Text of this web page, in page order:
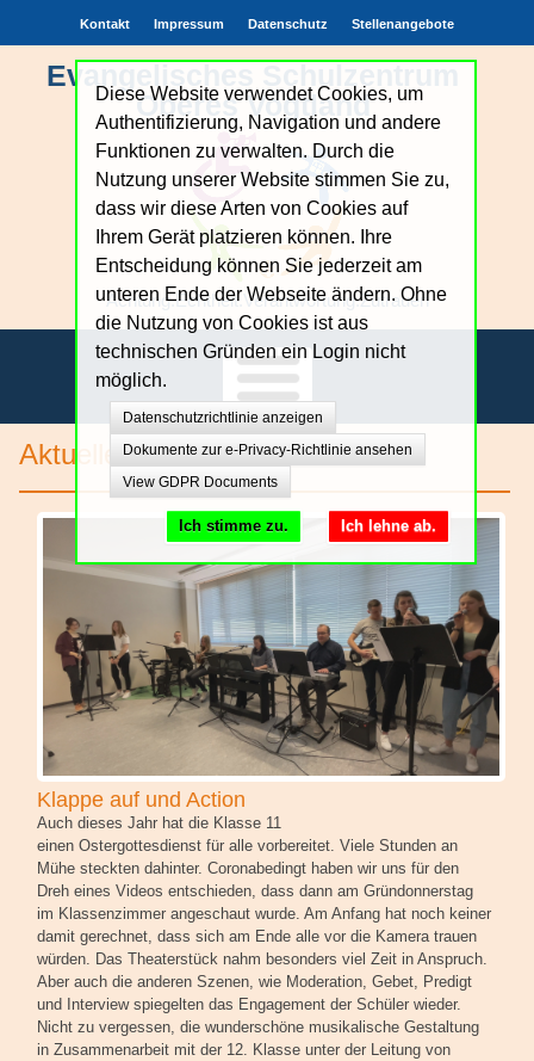
Evangelisches Schulzentrum
Oberes Vogtland
Achtung.Echtheit.Verantwortung.Zutrauen
Kontakt Impressum Datenschutz Stellenangebote
Unsere Schule
Bildungsangebote
Schulgemeinschaft
Schulorganisation
Aktuelles
Klappe auf und Action
Auch dieses Jahr hat die Klasse 11
einen Ostergottesdienst für alle vorbereitet. Viele Stunden an
Mühe steckten dahinter. Coronabedingt haben wir uns für den
Dreh eines Videos entschieden, dass dann am Gründonnerstag
im Klassenzimmer angeschaut wurde. Am Anfang hat noch keiner
damit gerechnet, dass sich am Ende alle vor die Kamera trauen
würden. Das Theaterstück nahm besonders viel Zeit in Anspruch.
Aber auch die anderen Szenen, wie Moderation, Gebet, Predigt
und Interview spiegelten das Engagement der Schüler wieder.
Nicht zu vergessen, die wunderschöne musikalische Gestaltung
in Zusammenarbeit mit der 12. Klasse unter der Leitung von
Diese Website verwendet Cookies, um
Authentifizierung, Navigation und andere
Funktionen zu verwalten. Durch die
Nutzung unserer Website stimmen Sie zu,
dass wir diese Arten von Cookies auf
Ihrem Gerät platzieren können. Ihre
Entscheidung können Sie jederzeit am
unteren Ende der Webseite ändern. Ohne
die Nutzung von Cookies ist aus
technischen Gründen ein Login nicht
möglich.
Datenschutzrichtlinie anzeigen
Dokumente zur e-Privacy-Richtlinie ansehen
View GDPR Documents
Ich lehne ab.
Ich stimme zu.